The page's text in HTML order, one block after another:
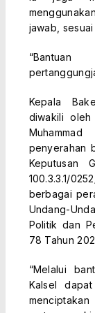
jawab,
Kepala
diwakili oleh
penyerahan
Keputusan
100.3.3.1/
berbagai
Undang-
Politik dan
78 Tahun
“Melalui
Kalsel